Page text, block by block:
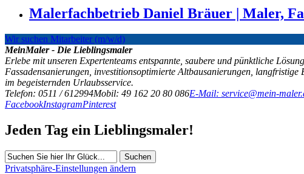
Malerfachbetrieb Daniel Bräuer | Maler,
Wir suchen Mitarbeiter (m/w/d)
MeinMaler - Die Lieblingsmaler
Erlebe mit unseren Expertenteams entspannte, saubere und pünktliche
Fassadensanierungen, investitionsoptimierte Altbausanierungen,
im begeisternden Urlaubsservice.
Telefon: 0511 / 612994Mobil: 49 162 20 80 086E-Mail: service@mein-
FacebookInstagramPinterest
Jeden Tag ein Lieblingsmaler!
Suchen
Privatsphäre-Einstellungen ändern